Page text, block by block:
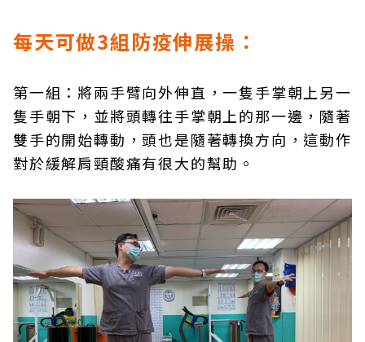
每天可做3組防疫伸展操：
第一組：將兩手臂向外伸直，一隻手掌朝上另一
隻手朝下，並將頭轉往手掌朝上的那一邊，隨著
雙手的開始轉動，頭也是隨著轉換方向，這動作
對於緩解肩頸酸痛有很大的幫助。